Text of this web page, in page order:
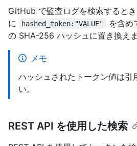
GitHub で監査ログを検索すると
に
hashed_token:"VALUE" を含め
の SHA-256 ハッシュに置き換えま
メモ
ハッシュされたトークン値は引
い。
REST API を使用した検索